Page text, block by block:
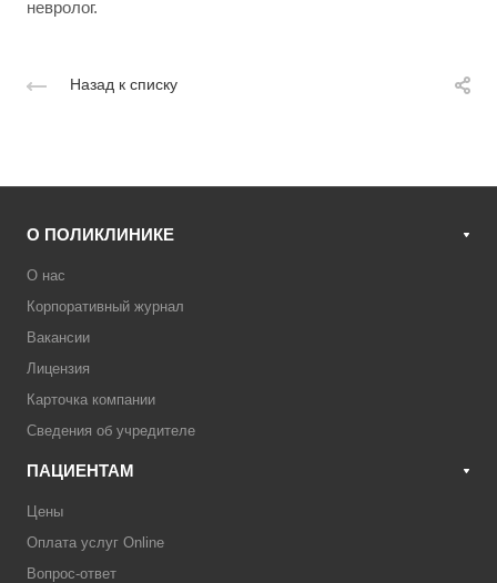
невролог.
Назад к списку
О ПОЛИКЛИНИКЕ
О нас
Корпоративный журнал
Вакансии
Лицензия
Карточка компании
Сведения об учредителе
ПАЦИЕНТАМ
Цены
Оплата услуг Online
Вопрос-ответ